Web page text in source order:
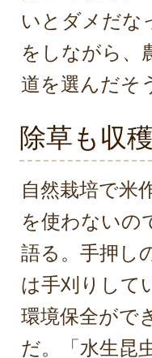
いとダメだな
をしながら、
道を選んだそ
除草も収
自然栽培で米
を使わないの
語る。手押し
は手刈りして
環境保全がで
だ。「水生昆